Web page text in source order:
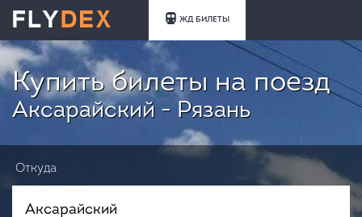
ЖД БИЛЕТЫ
Купить билеты на поезд
Аксарайский - Рязань
Откуда